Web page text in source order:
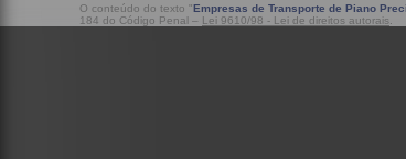
O conteúdo do texto "Empresas de Transporte de Piano
184 do Código Penal – Lei 9610/98 - Lei de direitos autorais